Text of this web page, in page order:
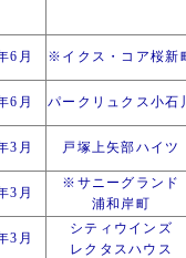
6月 ※イクス・コア桜新
6月 パークリュクス小石
3月 戸塚上矢部ハイツ
3月
※サニーグランド
浦和岸町
3月
シティウインズ
レクタスハウス